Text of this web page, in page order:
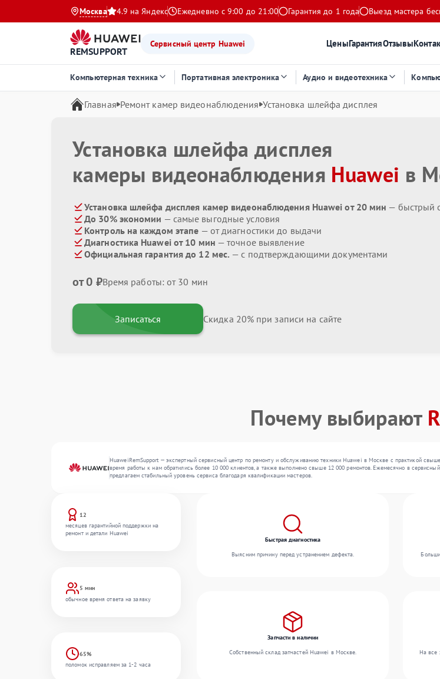
Москва 4.9 на Яндекс Ежедневно с 9:00 до 21:00 Гарантия до 1 года Выезд мастера
REMSUPPORT
Сервисный центр Huawei ЦеныГарантияОтзывы
Компьютерная техника Портативная электроника Аудио и видеотехника
Главная Ремонт камер видеонаблюдения Установка шлейфа дисплея
Установка шлейфа дисплея
камеры видеонаблюдения Huawei в
Установка шлейфа дисплея камер видеонаблюдения Huawei от 20 мин — быстрый
До 30% экономии — самые выгодные условия
Контроль на каждом этапе — от диагностики до выдачи
Диагностика Huawei от 10 мин — точное выявление
Официальная гарантия до 12 мес. — с подтверждающими документами
от 0 ₽Время работы: от 30 мин
Записаться Скидка 20% при записи на сайте
Почему выбирают
HuaweiRemSupport — экспертный сервисный центр по ремонту и обслуживанию техники Huawei в Москве с практикой
время работы к нам обратились более 10 000 клиентов, а также выполнено свыше 12 000 ремонтов. Ежемесячно в
предлагаем стабильный уровень сервиса благодаря квалификации мастеров.
12
месяцев гарантийной поддержки на
ремонт и детали Huawei
5 мин
обычное время ответа на заявку
65%
поломок исправляем за 1-2 часа
Быстрая диагностика
Выясним причину перед устранением дефекта.
Запчасти в наличии
Собственный склад запчастей Huawei в Москве.
На все